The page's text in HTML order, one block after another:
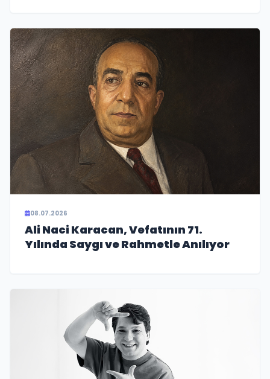
08.07.2026
Ali Naci Karacan, Vefatının 71.
Yılında Saygı ve Rahmetle Anılıyor